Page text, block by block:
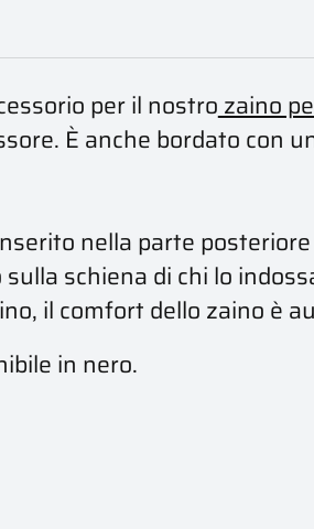
per il nostro zaino
È anche bordato con
nella parte
schiena di chi lo
il comfort dello zaino è
in nero.